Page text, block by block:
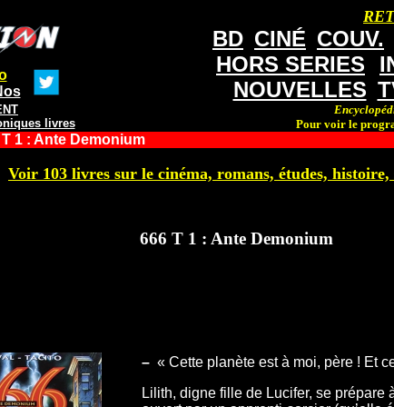
livres
BD CINÉ COUV.
HORS SERIES
NOUVELLES
Pour voir le
1 : Ante Demonium
Voir 103 livres sur le cinéma, romans, études, histoire,
666 T 1 : Ante Demonium
–« Cette planète est à moi, père ! Et
Lilith, digne fille de Lucifer, se prépare